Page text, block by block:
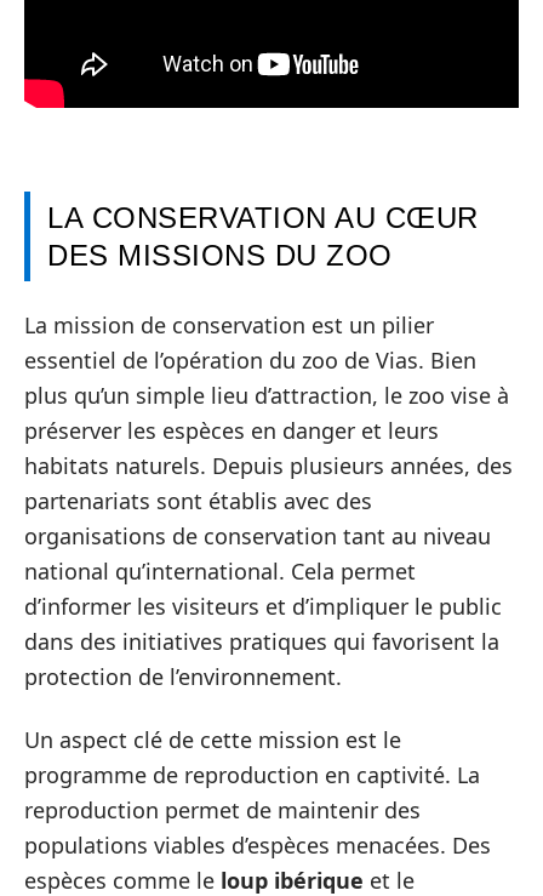
LA CONSERVATION AU CŒUR
DES MISSIONS DU ZOO
La mission de conservation est un pilier
essentiel de l’opération du zoo de Vias. Bien
plus qu’un simple lieu d’attraction, le zoo vise à
préserver les espèces en danger et leurs
habitats naturels. Depuis plusieurs années, des
partenariats sont établis avec des
organisations de conservation tant au niveau
national qu’international. Cela permet
d’informer les visiteurs et d’impliquer le public
dans des initiatives pratiques qui favorisent la
protection de l’environnement.
Un aspect clé de cette mission est le
programme de reproduction en captivité. La
reproduction permet de maintenir des
populations viables d’espèces menacées. Des
espèces comme le loup ibérique et le